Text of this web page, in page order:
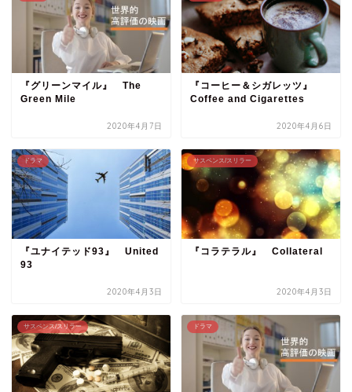
『グリーンマイル』 The
Green Mile
2020年4月7日
『コーヒー＆シガレッツ』
Coffee and Cigarettes
2020年4月6日
ドラマ
『ユナイテッド93』 United
93
2020年4月3日
サスペンス/スリラー
『コラテラル』 Collateral
2020年4月3日
サスペンス/スリラー ドラマ